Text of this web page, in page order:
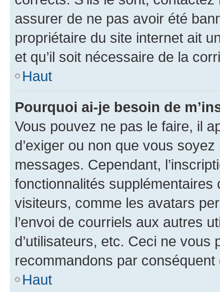
assurer de ne pas avoir été
propriétaire du site internet ait
et qu’il soit nécessaire de la
Haut
Pourquoi ai-je besoin de
Vous pouvez ne pas le faire, il
d’exiger ou non que vous
messages. Cependant,
fonctionnalités
visiteurs, comme les avatars
l’envoi de courriels aux autres
d’utilisateurs, etc. Ceci ne vous
recommandons par conséquent
Haut